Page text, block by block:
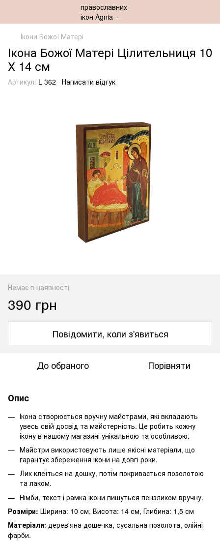
Ікони Божої Матері
Ікона Божої Матері Цілительниця 10
Х 14 см
Артикул: L 362 Написати відгук
Немає в наявності
390 грн
Повідомити, коли з'явиться
До обраного Порівняти
Опис
Ікона створюється вручну майстрами, які вкладають
увесь свій досвід та майстерність. Це робить кожну
ікону в нашому магазині унікальною та особливою.
Майстри використовують лише якісні матеріали, що
гарантує збереження ікони на довгі роки.
Лик клеїться на дошку, потім покривається позолотою
та лаком.
Німби, текст і рамка ікони пишуться пензликом вручну.
Розміри: Ширина: 10 см, Висота: 14 см, Глибина: 1,5 см
Матеріали: дерев'яна дошечка, сусальна позолота, олійні
фарби.